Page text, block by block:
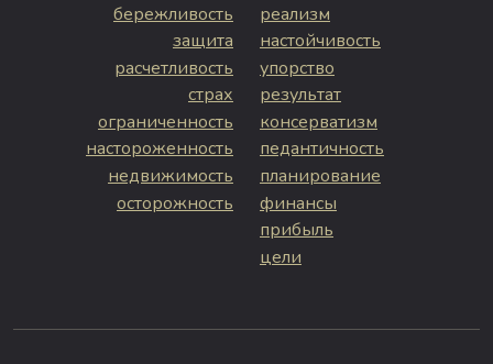
бережливость
защита
расчетливость
страх
ограниченность
настороженность
недвижимость
осторожность
реализм
настойчивость
упорство
результат
консерватизм
педантичность
планирование
финансы
прибыль
цели